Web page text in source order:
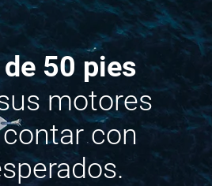
50 pies
motores
con